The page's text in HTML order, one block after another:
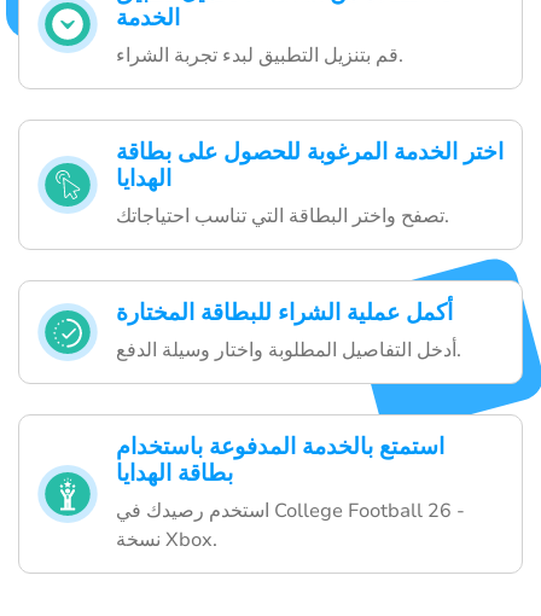
الخدمة
قم بتنزيل التطبيق لبدء تجربة الشراء.
اختر الخدمة المرغوبة للحصول على بطاقة
الهدايا
تصفح واختر البطاقة التي تناسب احتياجاتك.
أكمل عملية الشراء للبطاقة المختارة
أدخل التفاصيل المطلوبة واختار وسيلة الدفع.
استمتع بالخدمة المدفوعة باستخدام
بطاقة الهدايا
استخدم رصيدك في College Football 26 -
نسخة Xbox.